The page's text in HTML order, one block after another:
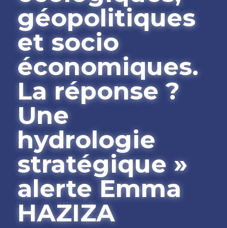
géopolitiques
et socio
économiques.
La réponse ?
Une
hydrologie
stratégique »
alerte Emma
HAZIZA